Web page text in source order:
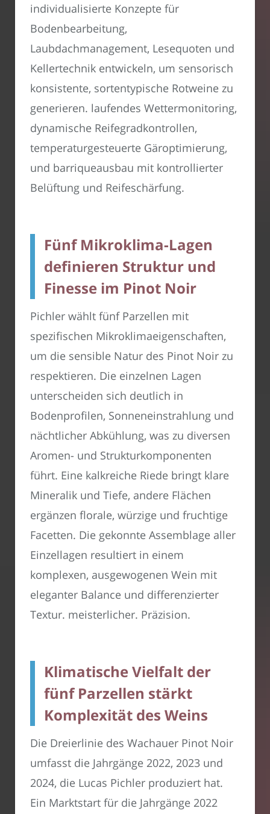
individualisierte Konzepte für
Bodenbearbeitung,
Laubdachmanagement, Lesequoten und
Kellertechnik entwickeln, um sensorisch
konsistente, sortentypische Rotweine zu
generieren. laufendes Wettermonitoring,
dynamische Reifegradkontrollen,
temperaturgesteuerte Gäroptimierung,
und barriqueausbau mit kontrollierter
Belüftung und Reifeschärfung.
Fünf Mikroklima-Lagen
definieren Struktur und
Finesse im Pinot Noir
Pichler wählt fünf Parzellen mit
spezifischen Mikroklimaeigenschaften,
um die sensible Natur des Pinot Noir zu
respektieren. Die einzelnen Lagen
unterscheiden sich deutlich in
Bodenprofilen, Sonneneinstrahlung und
nächtlicher Abkühlung, was zu diversen
Aromen- und Strukturkomponenten
führt. Eine kalkreiche Riede bringt klare
Mineralik und Tiefe, andere Flächen
ergänzen florale, würzige und fruchtige
Facetten. Die gekonnte Assemblage aller
Einzellagen resultiert in einem
komplexen, ausgewogenen Wein mit
eleganter Balance und differenzierter
Textur. meisterlicher. Präzision.
Klimatische Vielfalt der
fünf Parzellen stärkt
Komplexität des Weins
Die Dreierlinie des Wachauer Pinot Noir
umfasst die Jahrgänge 2022, 2023 und
2024, die Lucas Pichler produziert hat.
Ein Marktstart für die Jahrgänge 2022